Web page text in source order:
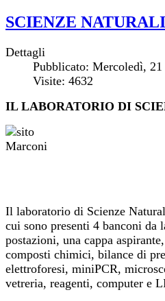
SCIENZE NATURALI
Dettagli
Pubblicato: Mercoledì,
Visite: 4632
IL LABORATORIO DI
Il laboratorio di Scienze
cui sono presenti 4 banconi da
postazioni, una cappa
composti chimici, bilance di
elettroforesi, miniPCR,
vetreria, reagenti, computer e